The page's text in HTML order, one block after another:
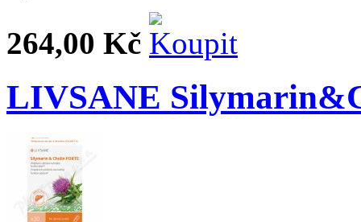
264,00 Kč
LIVSANE